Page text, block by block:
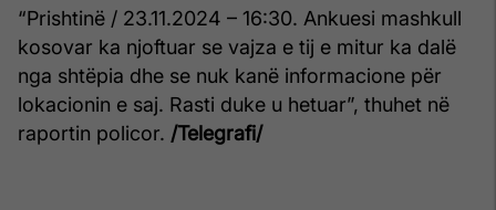
“Prishtinë / 23.11.2024 – 16:30. Ankuesi mashkull
kosovar ka njoftuar se vajza e tij e mitur ka dalë
nga shtëpia dhe se nuk kanë informacione për
lokacionin e saj. Rasti duke u hetuar”, thuhet në
raportin policor. /Telegrafi/